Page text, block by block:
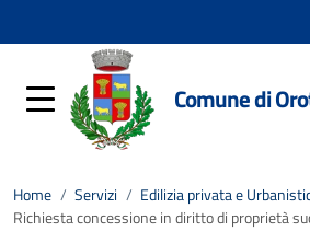
Comune di
Home / Servizi / Edilizia privata e
Richiesta concessione in diritto di proprietà